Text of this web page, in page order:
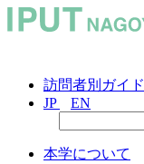
訪問者別ガイド
JP
EN
本学について